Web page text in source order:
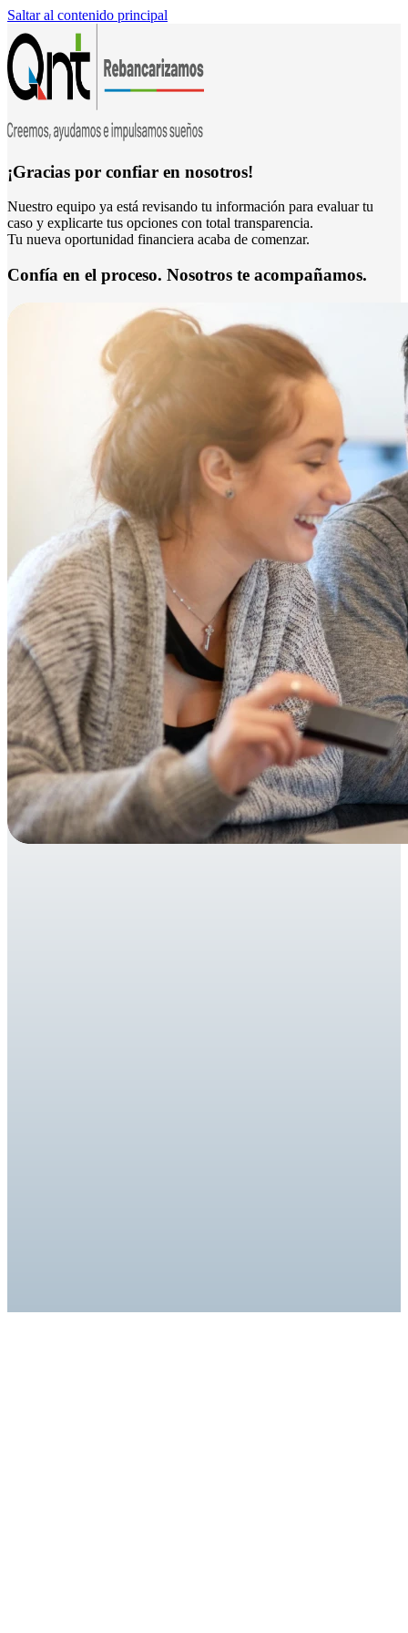
Saltar al contenido principal
¡Gracias por confiar en nosotros!
Nuestro equipo ya está revisando tu información para evaluar tu
caso y explicarte tus opciones con total transparencia.
Tu nueva oportunidad financiera acaba de comenzar.
Confía en el proceso. Nosotros te acompañamos.